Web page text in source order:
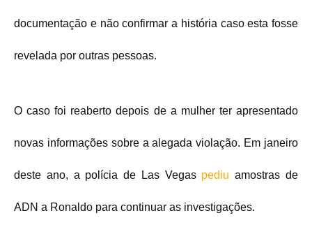
documentação e não confirmar a história caso esta fosse
revelada por outras pessoas.
O caso foi reaberto depois de a mulher ter apresentado
novas informações sobre a alegada violação. Em janeiro
deste ano, a polícia de Las Vegas pediu amostras de
ADN a Ronaldo para continuar as investigações.